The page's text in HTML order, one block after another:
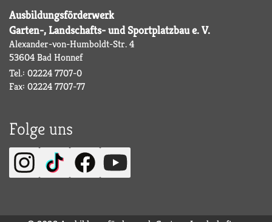
Ausbildungsförderwerk
Garten-, Landschafts- und Sportplatzbau e. V.
Alexander-von-Humboldt-Str. 4
53604 Bad Honnef
Tel.: 02224 7707-0
Fax: 02224 7707-77
Folge uns